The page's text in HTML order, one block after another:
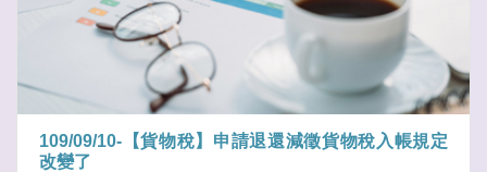
109/09/10-【貨物稅】申請退還減徵貨物稅入帳規定
改變了